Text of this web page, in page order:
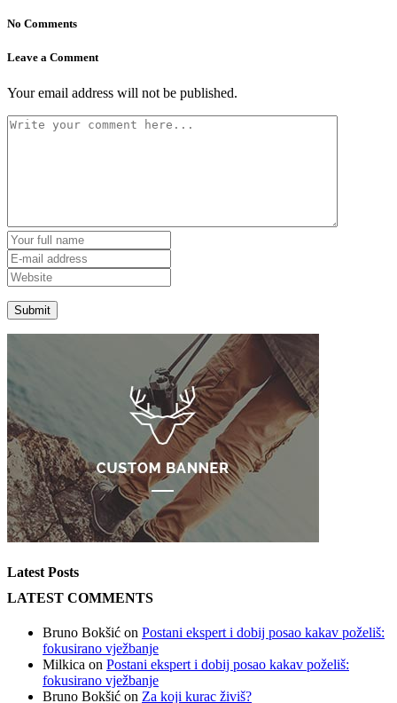
No Comments
Leave a Comment
Your email address will not be published.
Latest Posts
LATEST COMMENTS
Bruno Bokšić on Postani ekspert i dobij posao kakav poželiš:
fokusirano vježbanje
Milkica on Postani ekspert i dobij posao kakav poželiš:
fokusirano vježbanje
Bruno Bokšić on Za koji kurac živiš?